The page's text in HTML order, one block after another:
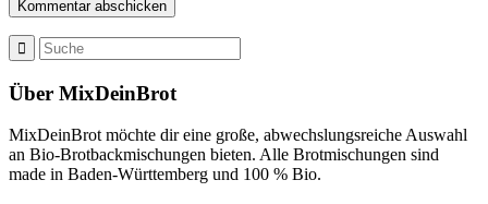
Über MixDeinBrot
MixDeinBrot möchte dir eine große, abwechslungsreiche Auswahl
an Bio-Brotbackmischungen bieten. Alle Brotmischungen sind
made in Baden-Württemberg und 100 % Bio.